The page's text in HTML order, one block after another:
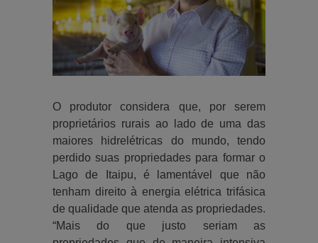
O produtor considera que, por serem
proprietários rurais ao lado de uma das
maiores hidrelétricas do mundo, tendo
perdido suas propriedades para formar o
Lago de Itaipu, é lamentável que não
tenham direito à energia elétrica trifásica
de qualidade que atenda as propriedades.
“Mais do que justo seriam as